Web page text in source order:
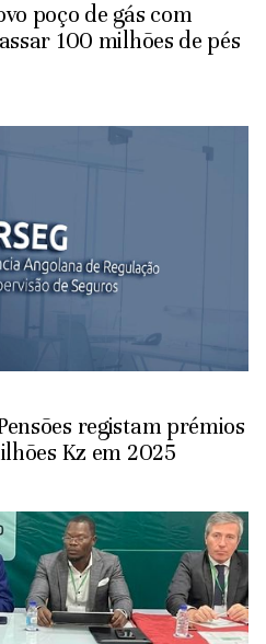
poço de gás com
100 milhões de pés
registam prémios
Kz em 2025